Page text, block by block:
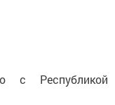
с Республикой